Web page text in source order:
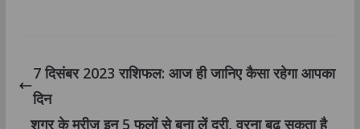
7 दिसंबर 2023 राशिफल: आज ही जानिए कैसा रहेगा आपका
दिन
शुगर के मरीज इन 5 फलों से बना लें दूरी, वरना बढ़ सकता है